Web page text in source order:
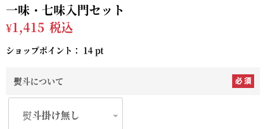
一味・七味入門セット
¥1,415 税込
ショップポイント： 14 pt
熨斗について